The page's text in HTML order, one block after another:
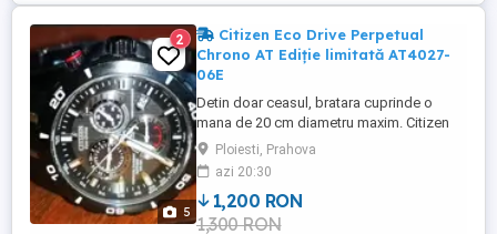
5
2
Citizen Eco Drive Perpetual
Chrono AT Ediție limitată AT4027-
06E
Detin doar ceasul, bratara cuprinde o
mana de 20 cm diametru maxim. Citizen
Perpetual Chrono AT Ediție limitată 2.500
buc AT4027-06E MODEL AT4027-06E
TEHNOLOGIA MIȘCĂRII E650 Eco-Drive
Alimentat de orice sursă de lumină, în mod
continuu și durabil, eliminând necesitatea
Ploiesti, Prahova
azi 20:30
1,200 RON
1,300 RON